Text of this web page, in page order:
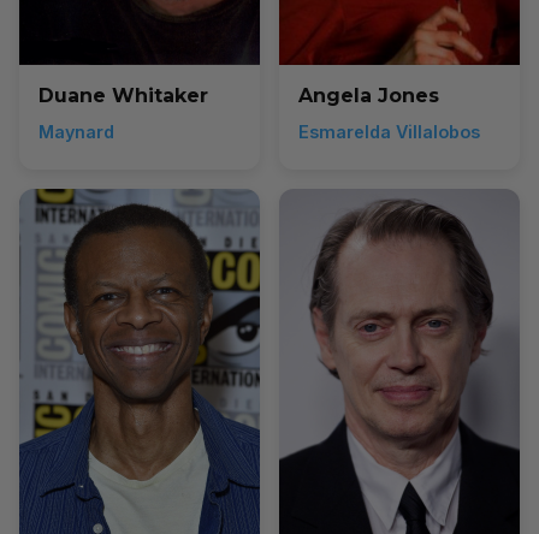
Duane Whitaker
Maynard
Angela Jones
Esmarelda Villalobos